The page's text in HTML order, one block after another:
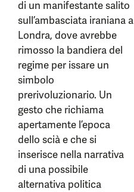
di un manifestante salito
sull’ambasciata iraniana a
Londra, dove avrebbe
rimosso la bandiera del
regime per issare un
simbolo
prerivoluzionario. Un
gesto che richiama
apertamente l’epoca
dello scià e che si
inserisce nella narrativa
di una possibile
alternativa politica